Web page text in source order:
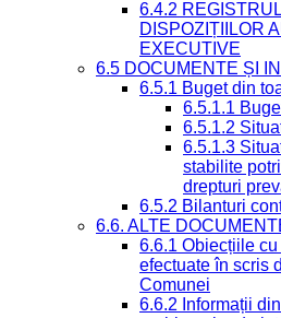
6.4.2
DISPOZIȚIILOR
EXECUTIVE
6.5 DOCUMENTE ȘI
6.5.1 Buget din
6.5.1.1
6.5.1.2
6.5.1.3
stabilite
drepturi
6.5.2 Bilanturi
6.6. ALTE
6.6.1 Obiecțiile
efectuate în scris
Comunei
6.6.2 Informații